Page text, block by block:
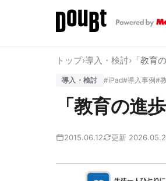
トップ›導入・検討› 「教育
導入・検討 #iPad#導入事例#
「教育の進
2015.06.12 更新